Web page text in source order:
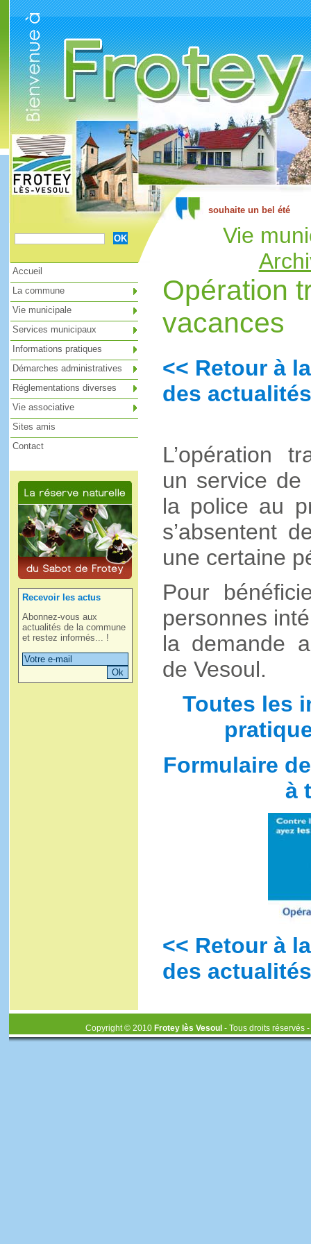
Recevoir les actus
Abonnez-vous aux
actualités de la commune
et restez informés... !
Vie
Opération
vacances
<< Retour à
des
L’opération
un service de
la police au
s’absentent
une certaine
Pour
personnes
la demande
de Vesoul.
Toutes les
Formulaire
à
<< Retour à
des
Copyright © 2010 Frotey lès Vesoul - Tous droits réservés
Accueil
La commune
Vie municipale
Services municipaux
Informations pratiques
Démarches administratives
Réglementations diverses
Vie associative
Sites amis
Contact
Cookies management panel